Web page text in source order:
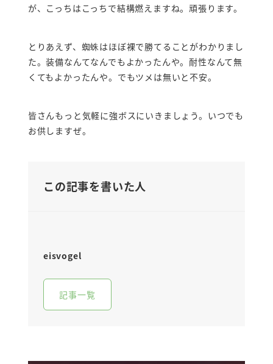
が、こっちはこっちで結構燃えますね。頑張ります。
とりあえず、蜘蛛はほぼ裸で勝てることがわかりまし
た。装備なんてなんでもよかったんや。耐性なんて無
くてもよかったんや。でもツメは無いと不安。
皆さんもっと気軽に強ボスにいきましょう。いつでも
お供しますぜ。
この記事を書いた人
eisvogel
記事一覧